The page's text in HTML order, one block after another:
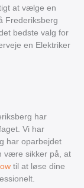
at vælge en
Frederiksberg
bedste valg for
en Elektriker
har
Vi har
har oparbejdet
være sikker på, at
til at løse dine